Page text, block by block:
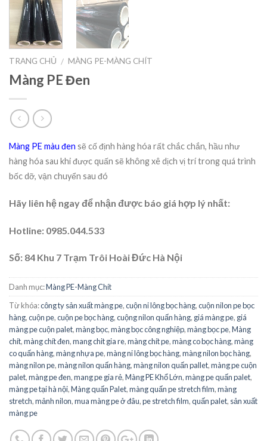
TRANG CHỦ / MÀNG PE-MÀNG CHÍT
Màng PE Đen
Màng PE màu đen sẽ cố định hàng hóa rất chắc chắn, hầu như
hàng hóa sau khi được quấn sẽ không xê dịch vị trí trong quá trình
bốc dỡ, vận chuyển sau đó
Hãy liên hệ ngay để nhận được báo giá hợp lý nhất:
Hotline: 0985.044.533
Số: 84 Khu 7 Trạm Trôi Hoài Đức Hà Nội
Danh mục:Màng PE-Màng Chít
Từ khóa:công ty sản xuất màng pe,cuộn ni lông bọc hàng,cuộn nilon pe bọc
hàng,cuộn pe,cuộn pe bọc hàng,cuộng nilon quấn hàng, giá màng pe, giá
màng pe cuộn palet,màng bọc,màng bọc công nghiệp,màng bọc pe,Màng
chít,màng chít đen,mang chit gia re,màng chít pe,màng co bọc hàng,màng
co quấn hàng,màng nhựa pe,màng ni lông bọc hàng,màng nilon bọc hàng,
màng nilon pe,màng nilon quấn hàng,màng nilon quấn pallet,màng pe cuộn
palet,màng pe đen,mang pe gia rẻ,Màng PE Khổ Lớn,màng pe quấn palet,
màng pe tại hà nội,Màng quấn Palet,màng quấn pe stretch film,màng
stretch,mảnh nilon,mua màng pe ở đâu,pe stretch film,quấn palet, sản xuất
màng pe